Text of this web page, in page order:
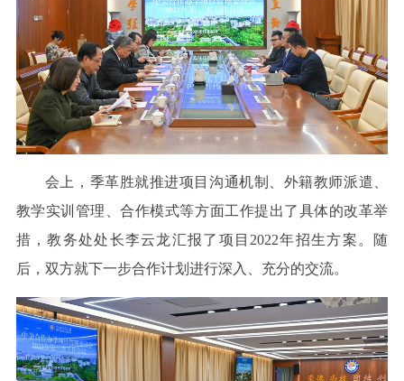
会上，季革胜就推进项目沟通机制、外籍教师派遣、
教学实训管理、合作模式等方面工作提出了具体的改革举
措，教务处处长李云龙汇报了项目2022年招生方案。随
后，双方就下一步合作计划进行深入、充分的交流。